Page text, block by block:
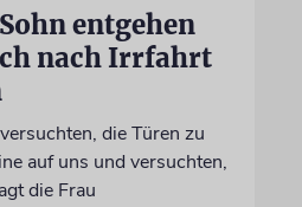
entgehen
nach Irrfahrt
die Türen zu
auf uns und versuchten,
die Frau